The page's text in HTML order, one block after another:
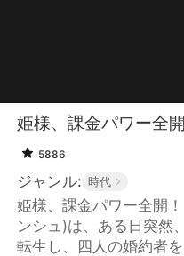
姫様、課金パワー全
5886
ジャンル: 時代
姫様、課金パワー全開
ンシュ)は、ある日突然
転生し、四人の婚約者